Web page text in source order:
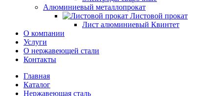
Алюминиевый металлопрокат
Листовой прокат
Лист алюминиевый Квинтет
О компании
Услуги
О нержавеющей стали
Контакты
Главная
Каталог
Нержавеющая сталь